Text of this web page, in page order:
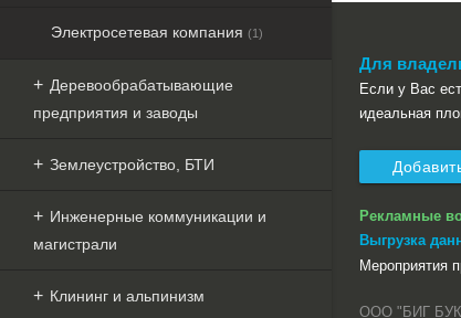
Электросетевая компания (1)
Деревообрабатывающие
предприятия и заводы
Землеустройство, БТИ
Инженерные коммуникации и
магистрали
Клининг и альпинизм
Для
Если у Вас
идеальная
Рекламные
Выгрузка
Мероприятия
ООО "БИГ